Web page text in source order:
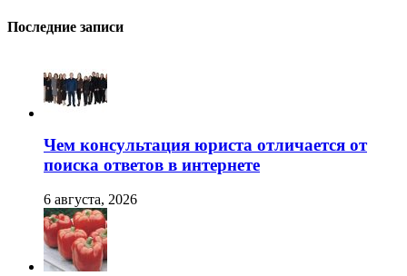
Последние записи
Чем консультация юриста отличается от
поиска ответов в интернете
6 августа, 2026